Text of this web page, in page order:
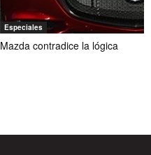
Especiales
Mazda contradice la lógica